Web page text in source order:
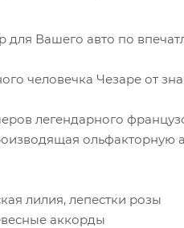
для Вашего авто по
человечка Чезаре от
легендарного
ольфакторную
лилия, лепестки розы
аккорды